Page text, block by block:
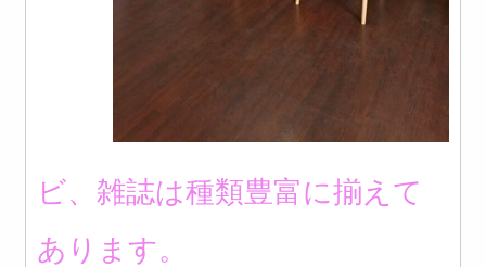
ビ、雑誌は種類豊富に揃えて
あります。